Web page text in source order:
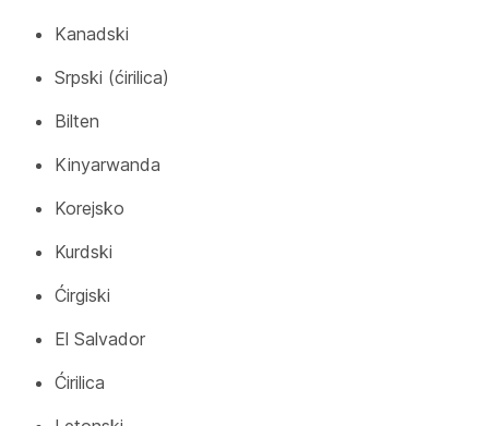
Kanadski
Srpski (ćirilica)
Bilten
Kinyarwanda
Korejsko
Kurdski
Ćirgiski
El Salvador
Ćirilica